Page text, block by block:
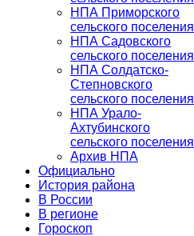
НПА Приморского
сельского поселения
НПА Садовского
сельского поселения
НПА Солдатско-
Степновского
сельского поселения
НПА Урало-
Ахтубинского
сельского поселения
Архив НПА
Официально
История района
В России
В регионе
Гороскоп